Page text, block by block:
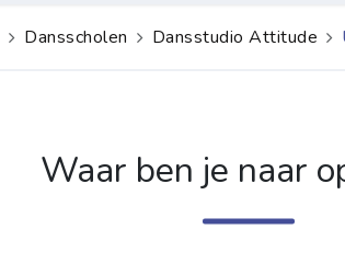
Dansscholen Dansstudio Attitude
Waar ben je naar